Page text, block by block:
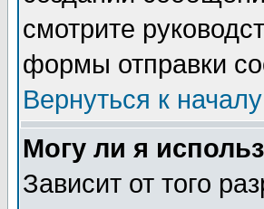
смотрите
формы отправки
Вернуться к началу
Могу ли я
Зависит от того